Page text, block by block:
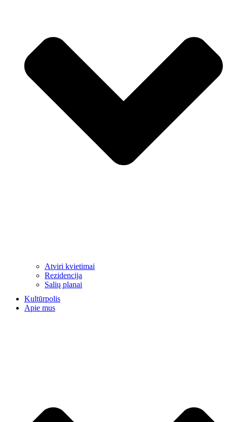
Atviri kvietimai
Rezidencija
Salių planai
Kultūrpolis
Apie mus